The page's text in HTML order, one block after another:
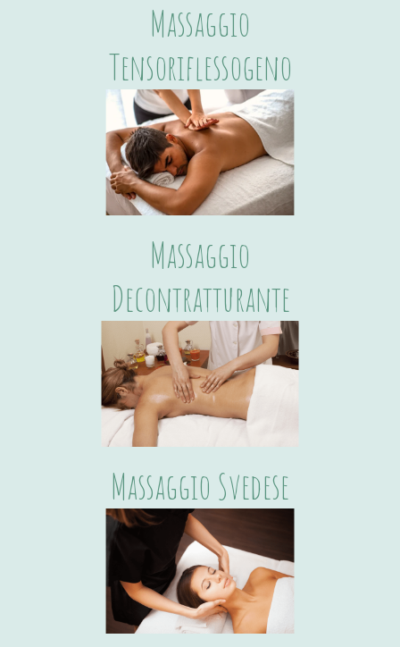
Massaggio
Tensoriflessogeno
Massaggio
Decontratturante
Massaggio Svedese